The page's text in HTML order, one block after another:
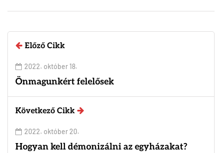
Előző Cikk
2022. október 18.
Önmagunkért felelősek
Következő Cikk
2022. október 20.
Hogyan kell démonizálni az egyházakat?